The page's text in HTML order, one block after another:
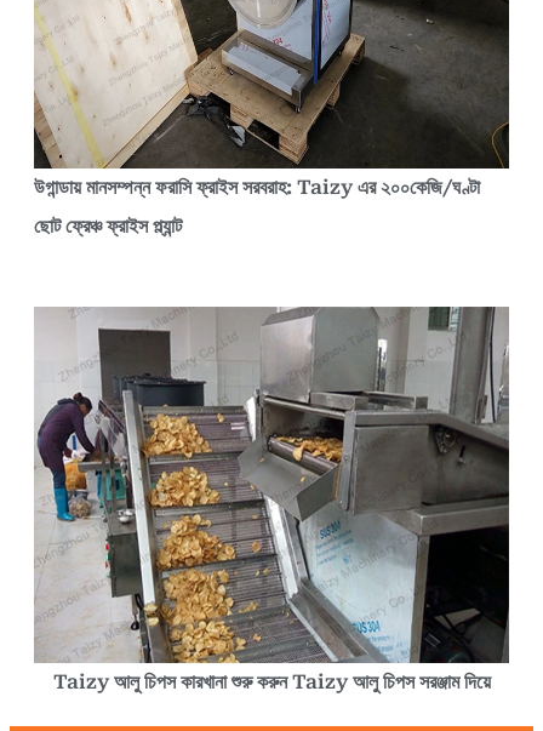
উগান্ডায় মানসম্পন্ন ফরাসি ফ্রাইস সরবরাহ: Taizy এর ২০০কেজি/ঘণ্টা
ছোট ফ্রেঞ্চ ফ্রাইস প্ল্যান্ট
Taizy আলু চিপস কারখানা শুরু করুন Taizy আলু চিপস সরঞ্জাম দিয়ে